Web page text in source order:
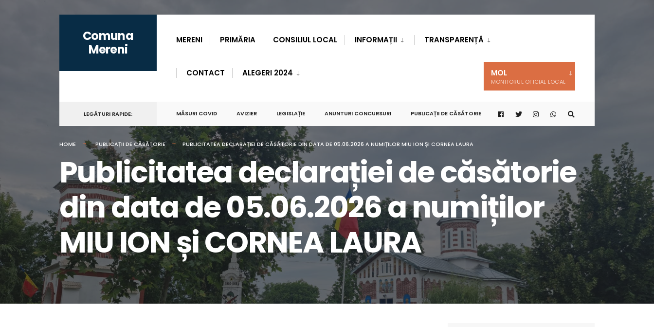
content
Comuna
Mereni
MERENI PRIMĂRIA CONSILIUL LOCAL INFORMAȚII TRANSPARENȚĂ
MOL
MONITORUL OFICIAL LOCAL
CONTACT ALEGERI 2024
LEGĂTURI RAPIDE: MĂSURI COVID AVIZIER LEGISLAȚIE ANUNTURI CONCURSURI PUBLICAȚII DE CĂSĂTORIE
HOME PUBLICAȚII DE CĂSĂTORIE PUBLICITATEA DECLARAȚIEI DE CĂSĂTORIE DIN DATA DE 05.06.2026 A NUMIȚILOR MIU ION ȘI CORNEA LAURA
Publicitatea declarației de căsătorie
din data de 05.06.2026 a numiților
MIU ION și CORNEA LAURA